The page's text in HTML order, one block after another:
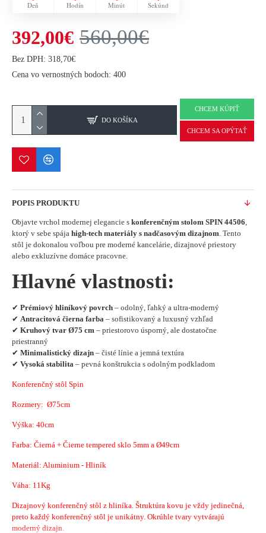
Deň Hodín Minút Sekúnd
392,00€ 560,00€
Bez DPH: 318,70€
Cena vo vernostných bodoch: 400
DO KOŠÍKA
CHCEM KÚPIŤ
CHCEM SA OPÝTAŤ
POPIS PRODUKTU
Objavte vrchol modernej elegancie s konferenčným stolom SPIN 44506,
ktorý v sebe spája high-tech materiály s nadčasovým dizajnom. Tento
stôl je dokonalou voľbou pre moderné kancelárie, dizajnové priestory
alebo exkluzívne domáce pracovne.
Hlavné vlastnosti:
✔ Prémiový hliníkový povrch – odolný, ľahký a ultra-moderný
✔ Antracitová čierna farba – sofistikovaný a luxusný vzhľad
✔ Kruhový tvar Ø75 cm – priestorovo úsporný, ale dostatočne
priestranný
✔ Minimalistický dizajn – čisté línie a jemná textúra
✔ Vysoká stabilita – pevná konštrukcia s odolným podkladom
Konferenčný stôl Spin
Rozmery: Ø75cm
Výška: 40cm
Farba: Čierná + Čierne tempered sklo 5mm a Ø49cm
Materiál: Aluminium - Hliník
Váha: 11Kg
Dizajnový konferenčný stôl z hliníka. Štruktúra kovu je vždy jedinečná,
preto každý konferenčný stôl je unikátny. Okrúhle tvary vytvárajú
moderný dizajn.